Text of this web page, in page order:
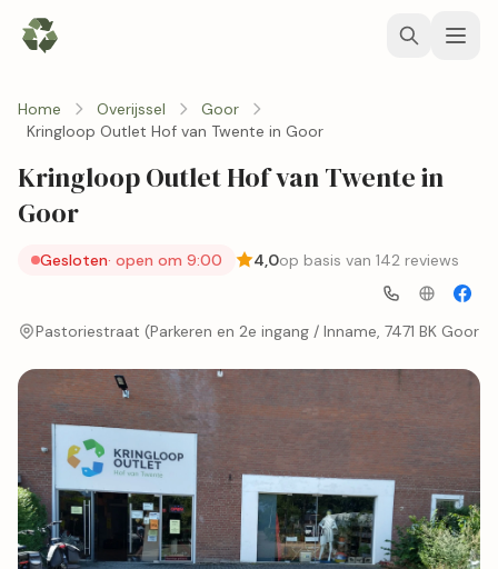
Home Overijssel
Goor
Kringloop Outlet Hof van Twente in Goor
Kringloop Outlet Hof van Twente in
Goor
Gesloten· open om 9:00 4,0op basis van 142 reviews
Pastoriestraat (Parkeren en 2e ingang / Inname, 7471 BK Goor